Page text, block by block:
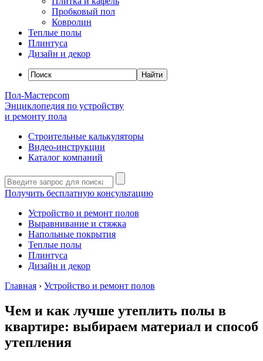
Пробковый пол
Ковролин
Теплые полы
Плинтуса
Дизайн и декор
Пол-Мастерcom
Энциклопедия по устройству
и ремонту пола
Строительные калькуляторы
Видео-инструкции
Каталог компаний
Получить бесплатную консультацию
Устройство и ремонт полов
Выравнивание и стяжка
Напольные покрытия
Теплые полы
Плинтуса
Дизайн и декор
Главная › Устройство и ремонт полов
Чем и как лучше утеплить полы в
квартире: выбираем материал и способ
утепления